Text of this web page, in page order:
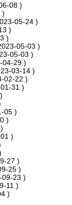
08 )
)
05-24 )
)
)
05-03 )
05-03 )
29 )
03-14 )
02-22 )
31 )
05 )
)
)
27 )
25 )
23 )
11 )
)